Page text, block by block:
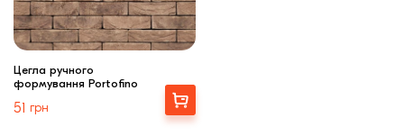
Цегла ручного
формування Portofino
51 грн
Вибрати